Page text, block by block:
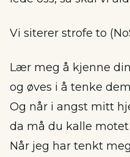
Vi siterer strofe to
Lær meg å kjenne
og øves i å tenke
Og når i angst mitt
da må du kalle motet
Når jeg har tenkt